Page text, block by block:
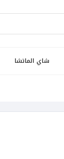
شاي الماتشا